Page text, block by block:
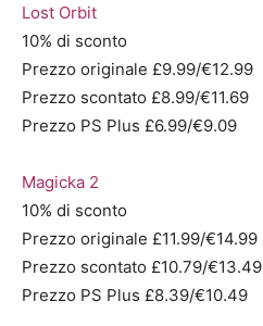
Lost Orbit
10% di sconto
Prezzo originale £9.99/€12.99
Prezzo scontato £8.99/€11.69
Prezzo PS Plus £6.99/€9.09
Magicka 2
10% di sconto
Prezzo originale £11.99/€14.99
Prezzo scontato £10.79/€13.49
Prezzo PS Plus £8.39/€10.49